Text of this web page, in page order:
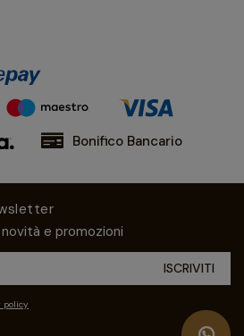
Bonifico Bancario
e promozioni
policy